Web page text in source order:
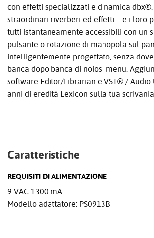
con effetti specializzati e dinamica dbx®.
straordinari riverberi ed effetti – e i loro
tutti istantaneamente accessibili con un
pulsante o rotazione di manopola sul
intelligentemente progettato, senza
banca dopo banca di noiosi menu.
software Editor/Librarian e VST® / Audio
anni di eredità Lexicon sulla tua
Caratteristiche
REQUISITI DI ALIMENTAZIONE
9 VAC 1300 mA
Modello adattatore: PS0913B